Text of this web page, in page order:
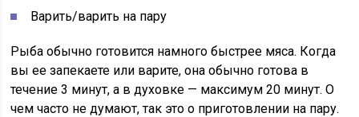
Варить/варить на пару
Рыба обычно готовится намного быстрее мяса. Когда
вы ее запекаете или варите, она обычно готова в
течение 3 минут, а в духовке — максимум 20 минут. О
чем часто не думают, так это о приготовлении на пару.